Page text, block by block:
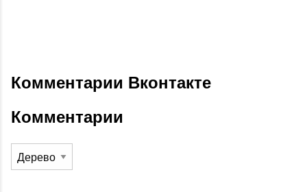
Комментарии Вконтакте
Комментарии